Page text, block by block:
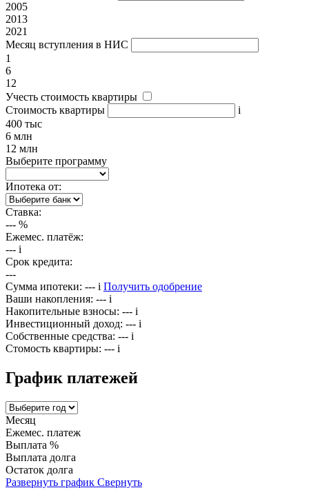
2005
2013
2021
Месяц вступления в НИС
1
6
12
Учесть стоимость квартиры
Стоимость квартиры
i
400 тыс
6 млн
12 млн
Выберите программу
Ипотека от:
Ставка:
--- %
Ежемес. платёж:
--- i
Срок кредита:
---
Сумма ипотеки: --- i Получить одобрение
Ваши накопления: --- i
Накопительные взносы: --- i
Инвестиционный доход: --- i
Собственные средства: --- i
Стомость квартиры: --- i
График платежей
Месяц
Ежемес. платеж
Выплата %
Выплата долга
Остаток долга
Развернуть график Свернуть